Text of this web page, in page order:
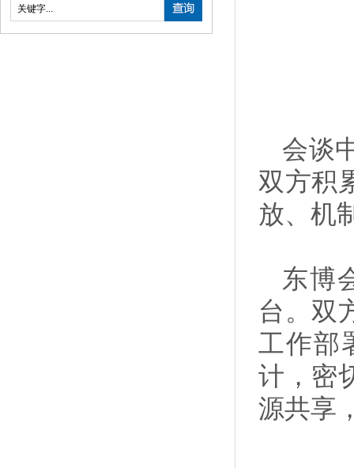
会谈
双方积
放、机
东博
台。双
工作部
计，密
源共享